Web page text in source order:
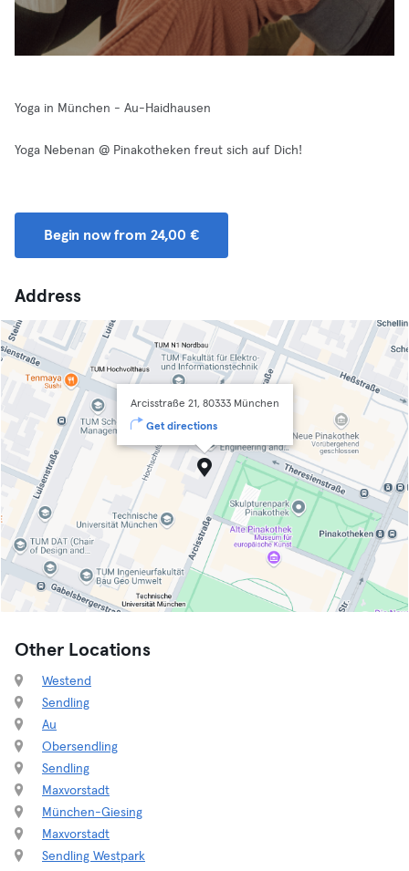
Yoga in München - Au-Haidhausen
Yoga Nebenan @ Pinakotheken freut sich auf Dich!
Begin now from 24,00 €
Address
Arcisstraße 21, 80333 München
Get directions
Other Locations
Westend
Sendling
Au
Obersendling
Sendling
Maxvorstadt
München-Giesing
Maxvorstadt
Sendling Westpark